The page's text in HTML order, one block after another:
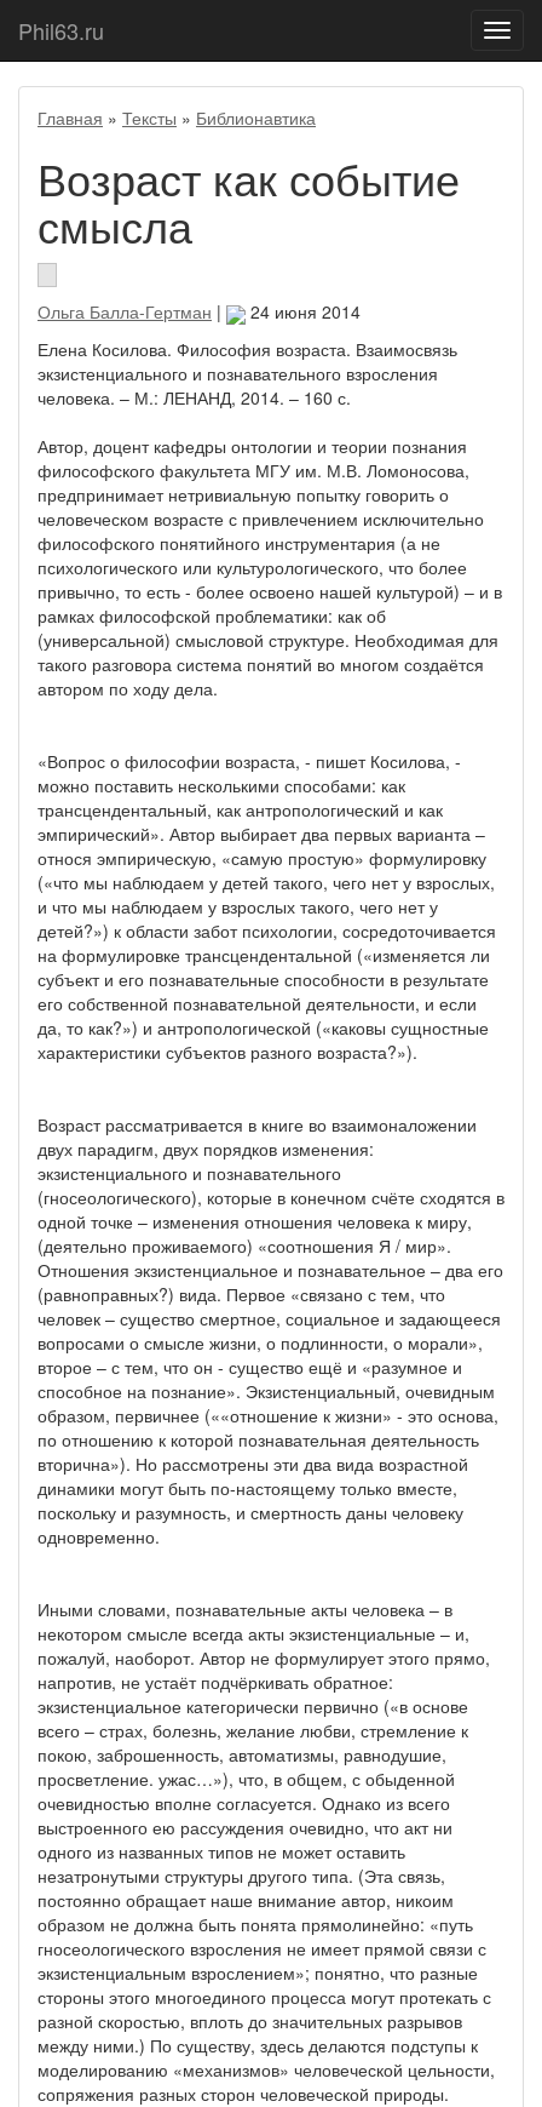
меню
Phil63.ru
Главная » Тексты » Библионавтика
Возраст как событие
смысла
Ольга Балла-Гертман |
24 июня 2014
Елена Косилова. Философия возраста. Взаимосвязь
экзистенциального и познавательного взросления
человека. – М.: ЛЕНАНД, 2014. – 160 с.
Автор, доцент кафедры онтологии и теории познания
философского факультета МГУ им. М.В. Ломоносова,
предпринимает нетривиальную попытку говорить о
человеческом возрасте с привлечением исключительно
философского понятийного инструментария (а не
психологического или культурологического, что более
привычно, то есть - более освоено нашей культурой) – и в
рамках философской проблематики: как об
(универсальной) смысловой структуре. Необходимая для
такого разговора система понятий во многом создаётся
автором по ходу дела.
«Вопрос о философии возраста, - пишет Косилова, -
можно поставить несколькими способами: как
трансцендентальный, как антропологический и как
эмпирический». Автор выбирает два первых варианта –
относя эмпирическую, «самую простую» формулировку
(«что мы наблюдаем у детей такого, чего нет у взрослых,
и что мы наблюдаем у взрослых такого, чего нет у
детей?») к области забот психологии, сосредоточивается
на формулировке трансцендентальной («изменяется ли
субъект и его познавательные способности в результате
его собственной познавательной деятельности, и если
да, то как?») и антропологической («каковы сущностные
характеристики субъектов разного возраста?»).
Возраст рассматривается в книге во взаимоналожении
двух парадигм, двух порядков изменения:
экзистенциального и познавательного
(гносеологического), которые в конечном счёте сходятся в
одной точке – изменения отношения человека к миру,
(деятельно проживаемого) «соотношения Я / мир».
Отношения экзистенциальное и познавательное – два его
(равноправных?) вида. Первое «связано с тем, что
человек – существо смертное, социальное и задающееся
вопросами о смысле жизни, о подлинности, о морали»,
второе – с тем, что он - существо ещё и «разумное и
способное на познание». Экзистенциальный, очевидным
образом, первичнее (««отношение к жизни» - это основа,
по отношению к которой познавательная деятельность
вторична»). Но рассмотрены эти два вида возрастной
динамики могут быть по-настоящему только вместе,
поскольку и разумность, и смертность даны человеку
одновременно.
Иными словами, познавательные акты человека – в
некотором смысле всегда акты экзистенциальные – и,
пожалуй, наоборот. Автор не формулирует этого прямо,
напротив, не устаёт подчёркивать обратное:
экзистенциальное категорически первично («в основе
всего – страх, болезнь, желание любви, стремление к
покою, заброшенность, автоматизмы, равнодушие,
просветление. ужас…»), что, в общем, с обыденной
очевидностью вполне согласуется. Однако из всего
выстроенного ею рассуждения очевидно, что акт ни
одного из названных типов не может оставить
незатронутыми структуры другого типа. (Эта связь,
постоянно обращает наше внимание автор, никоим
образом не должна быть понята прямолинейно: «путь
гносеологического взросления не имеет прямой связи с
экзистенциальным взрослением»; понятно, что разные
стороны этого многоединого процесса могут протекать с
разной скоростью, вплоть до значительных разрывов
между ними.) По существу, здесь делаются подступы к
моделированию «механизмов» человеческой цельности,
сопряжения разных сторон человеческой природы.